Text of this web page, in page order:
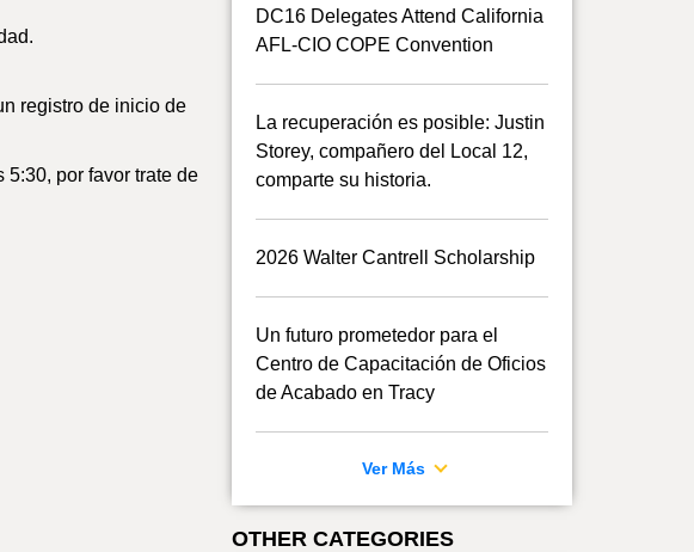
registro de inicio de
5:30, por favor trate de
DC16 Delegates Attend California
AFL-CIO COPE Convention
La recuperación es posible: Justin
Storey, compañero del Local 12,
comparte su historia.
2026 Walter Cantrell Scholarship
Un futuro prometedor para el
Centro de Capacitación de Oficios
de Acabado en Tracy
Ver Más
OTHER CATEGORIES